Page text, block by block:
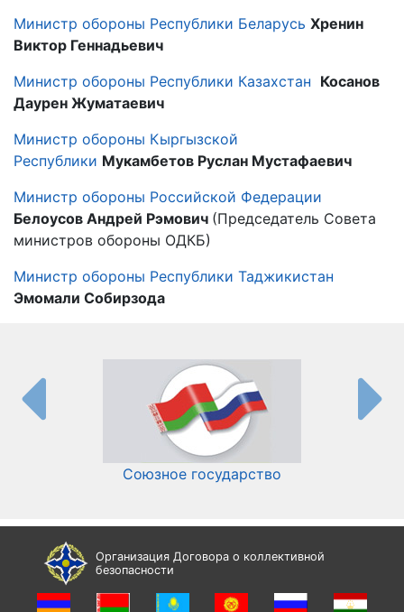
Министр обороны Республики Беларусь Хренин
Виктор Геннадьевич
Министр обороны Республики Казахстан Косанов
Даурен Жуматаевич
Министр обороны Кыргызской
Республики Мукамбетов Руслан Мустафаевич
Министр обороны Российской Федерации
Белоусов Андрей Рэмович (Председатель Совета
министров обороны ОДКБ)
Министр обороны Республики Таджикистан
Эмомали Собирзода
Союзное государство
Организация Договора о коллективной
безопасности